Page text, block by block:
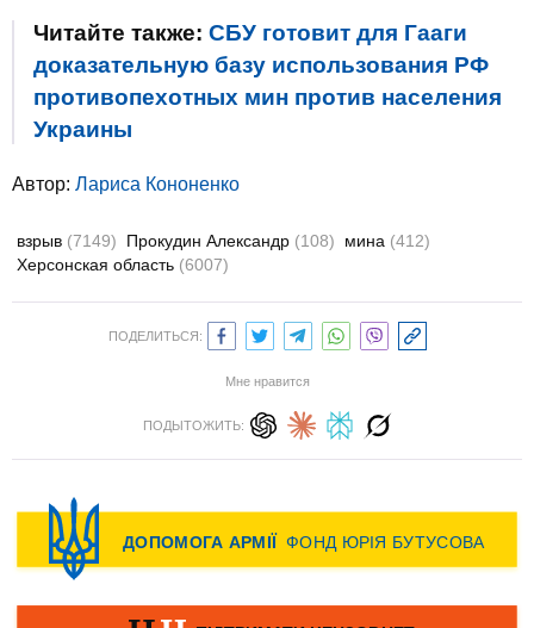
Читайте также: СБУ готовит для Гааги
доказательную базу использования РФ
противопехотных мин против населения
Украины
Автор: Лариса Кононенко
взрыв (7149) Прокудин Александр (108) мина (412)
Херсонская область (6007)
ПОДЕЛИТЬСЯ:
Мне нравится
ПОДЫТОЖИТЬ: